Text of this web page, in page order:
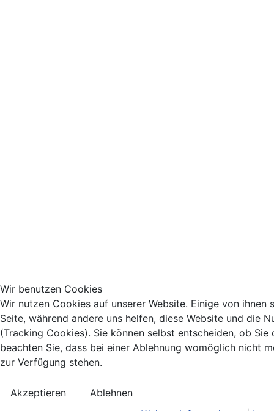
Wir benutzen Cookies
Wir nutzen Cookies auf unserer Website. Einige von ihnen
Seite, während andere uns helfen, diese Website und die
(Tracking Cookies). Sie können selbst entscheiden, ob
beachten Sie, dass bei einer Ablehnung womöglich nicht
zur Verfügung stehen.
Akzeptieren
Ablehnen